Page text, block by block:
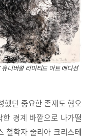
니버설 리미티드 아트 에디션
했던 중요한 존재도 혐오
경계 바깥으로 나가떨
철학자 줄리아 크리스테